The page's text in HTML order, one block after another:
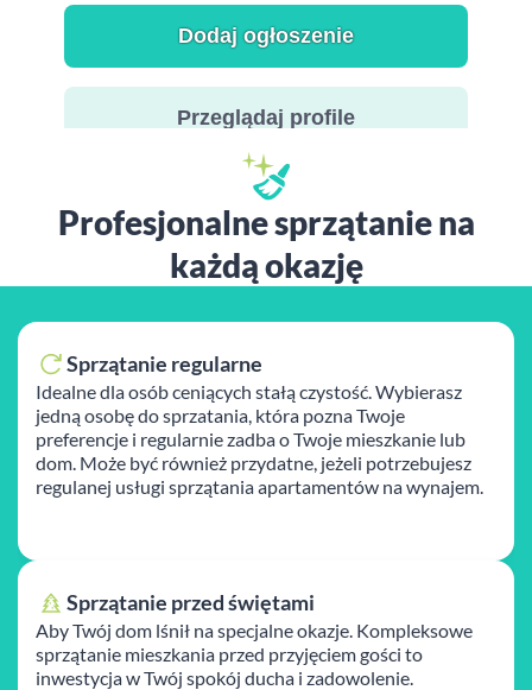
Dodaj ogłoszenie
Przeglądaj profile
Profesjonalne sprzątanie na
każdą okazję
Sprzątanie regularne
Idealne dla osób ceniących stałą czystość. Wybierasz
jedną osobę do sprzatania, która pozna Twoje
preferencje i regularnie zadba o Twoje mieszkanie lub
dom. Może być również przydatne, jeżeli potrzebujesz
regulanej usługi sprzątania apartamentów na wynajem.
Sprzątanie przed świętami
Aby Twój dom lśnił na specjalne okazje. Kompleksowe
sprzątanie mieszkania przed przyjęciem gości to
inwestycja w Twój spokój ducha i zadowolenie.